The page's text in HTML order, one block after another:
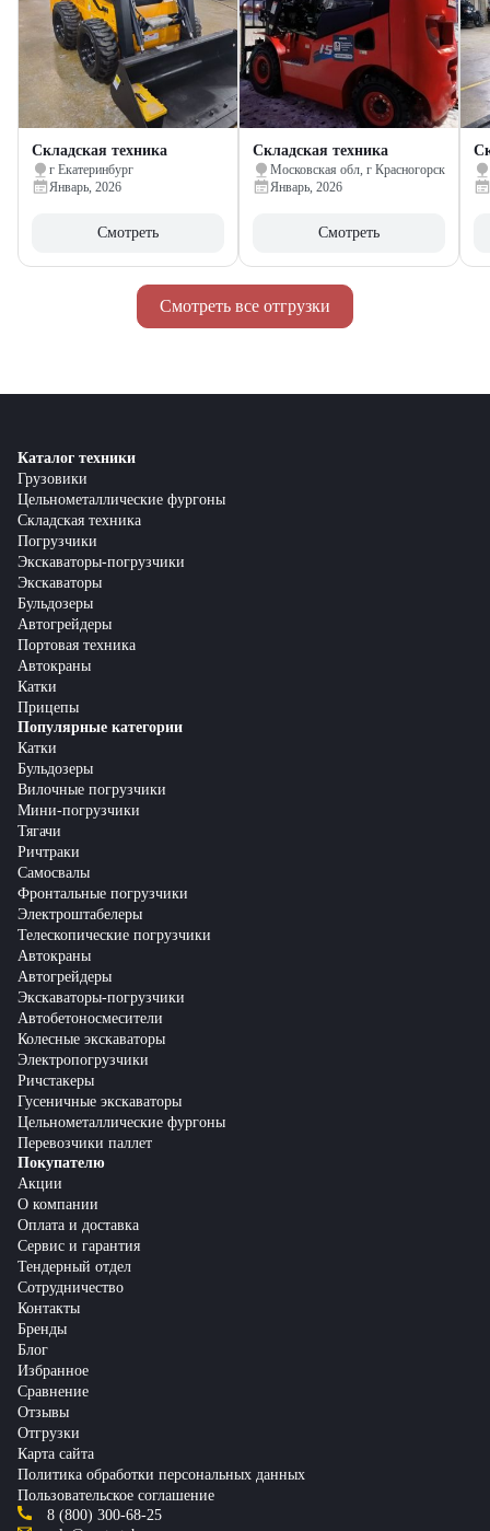
Смотреть все отгрузки
Складская техника
г Екатеринбург
Январь, 2026
Смотреть
Складская техника
Московская обл, г Красногорск
Январь, 2026
Смотреть
Каталог техники
Грузовики
Цельнометаллические фургоны
Складская техника
Погрузчики
Экскаваторы-погрузчики
Экскаваторы
Бульдозеры
Автогрейдеры
Портовая техника
Автокраны
Катки
Прицепы
Популярные категории
Катки
Бульдозеры
Вилочные погрузчики
Мини-погрузчики
Тягачи
Ричтраки
Самосвалы
Фронтальные погрузчики
Электроштабелеры
Телескопические погрузчики
Автокраны
Автогрейдеры
Экскаваторы-погрузчики
Автобетоносмесители
Колесные экскаваторы
Электропогрузчики
Ричстакеры
Гусеничные экскаваторы
Цельнометаллические фургоны
Перевозчики паллет
Покупателю
Акции
О компании
Оплата и доставка
Сервис и гарантия
Тендерный отдел
Сотрудничество
Контакты
Бренды
Блог
Избранное
Сравнение
Отзывы
Отгрузки
Карта сайта
Политика обработки персональных данных
Пользовательское соглашение
8 (800) 300-68-25